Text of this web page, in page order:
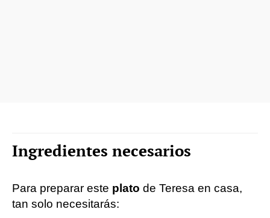
Ingredientes necesarios
Para preparar este plato de Teresa en casa,
tan solo necesitarás: